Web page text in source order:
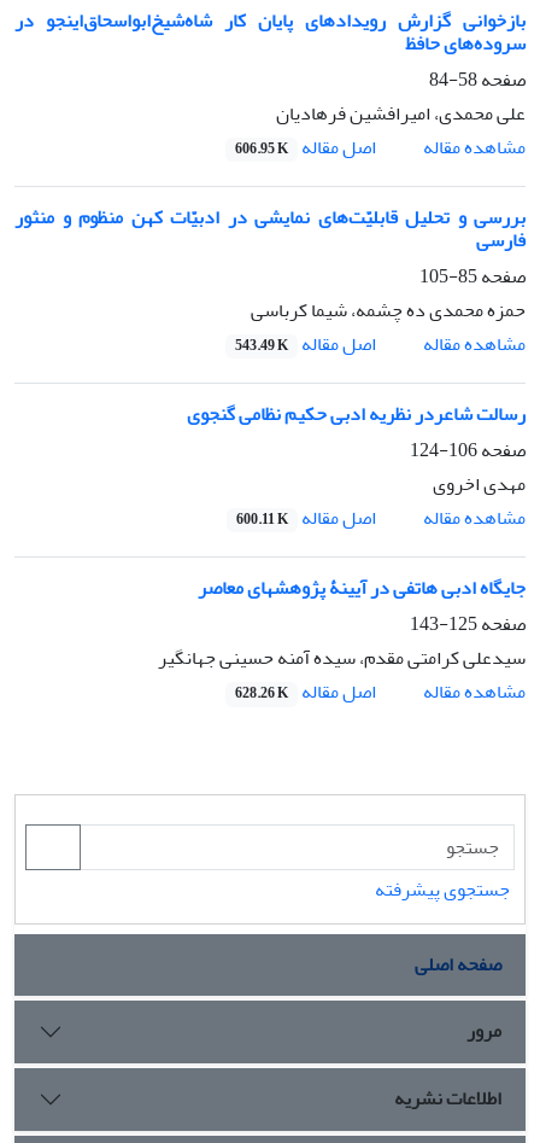
بازخوانی گزارش رویدادهای پایان کار شاه‌شیخ‌ابواسحاق‌اینجو در
سروده‌های حافظ
صفحه58-84
علی محمدی، امیرافشین فرهادیان
مشاهده مقاله
اصل مقاله 606.95 K
بررسی و تحلیل قابلیّت‌های نمایشی در ادبیّات کهن منظوم و منثور
فارسی
صفحه85-105
حمزه محمدی ده چشمه، شیما کرباسی
مشاهده مقاله
اصل مقاله 543.49 K
رسالت شاعردر نظریه ادبی حکیم نظامی گنجوی
صفحه106-124
مهدی اخروی
مشاهده مقاله
اصل مقاله 600.11 K
جایگاه ادبی هاتفی در آیینۀ پژوهش‎های معاصر
صفحه125-143
سیدعلی کرامتی مقدم، سیده آمنه حسینی جهانگیر
مشاهده مقاله
اصل مقاله 628.26 K
جستجوی پیشرفته
صفحه اصلی
مرور
اطلاعات نشریه